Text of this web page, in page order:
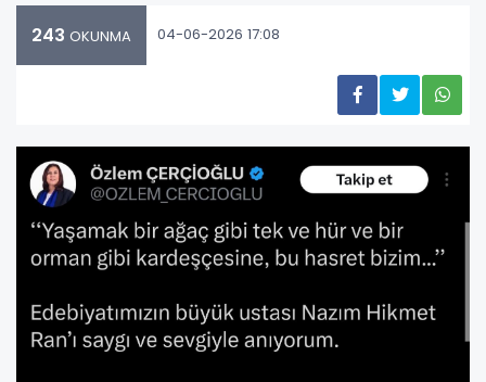
243 OKUNMA 04-06-2026 17:08